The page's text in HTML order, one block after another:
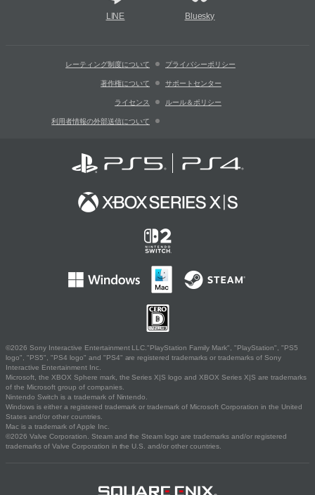
LINE Bluesky
レーティング制度について プライバシーポリシー
著作権について サポートセンター
ライセンス ルール＆ポリシー
利用者情報の外部送信について
©2026 Sony Interactive Entertainment LLC."PlayStation Family Mark", "PlayStation", "PS5
logo", "PS5", "PS4 logo" and "PS4" are registered trademarks or trademarks of Sony
Interactive Entertainment Inc.
Microsoft, the XBOX Sphere mark, the Series X|S logo and XBOX Series X|S are trademarks
of the Microsoft group of companies.
Nintendo Switch is a trademark of Nintendo.
Windows is either a registered trademark or trademark of Microsoft Corporation in the United
States and/or other countries.
Mac is a trademark of Apple Inc.
©2026 Valve Corporation. Steam and the Steam logo are trademarks and/or registered
trademarks of Valve Corporation in the U.S. and/or other countries.